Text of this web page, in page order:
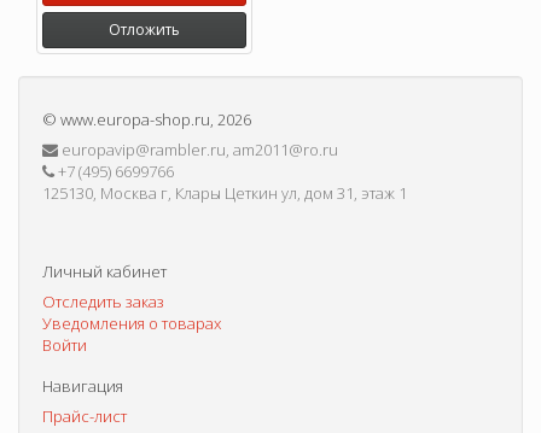
Отложить
© www.europa-shop.ru, 2026
europavip@rambler.ru, am2011@ro.ru
+7 (495) 6699766
125130, Москва г, Клары Цеткин ул, дом 31, этаж 1
Личный кабинет
Отследить заказ
Уведомления о товарах
Войти
Навигация
Прайс-лист